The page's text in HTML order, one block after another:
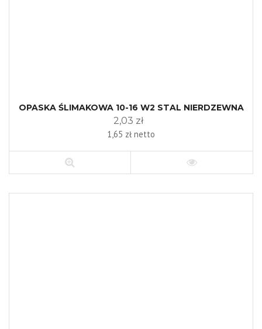
OPASKA ŚLIMAKOWA 10-16 W2 STAL NIERDZEWNA
2,03 zł
1,65 zł netto